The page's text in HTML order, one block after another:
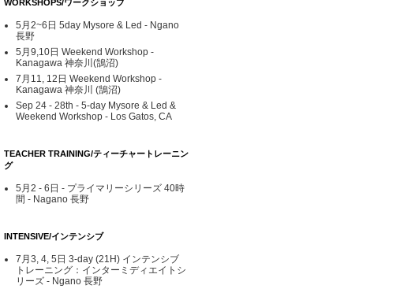
WORKSHOPS/ワークショップ
5月2~6日 5day Mysore & Led - Ngano
長野
5月9,10日 Weekend Workshop -
Kanagawa 神奈川(鵠沼)
7月11, 12日 Weekend Workshop -
Kanagawa 神奈川 (鵠沼)
Sep 24 - 28th - 5-day Mysore & Led &
Weekend Workshop - Los Gatos, CA
TEACHER TRAINING/ティーチャートレーニン
グ
5月2 - 6日 - プライマリーシリーズ 40時
間 - Nagano 長野
INTENSIVE/インテンシブ
7月3, 4, 5日 3-day (21H) インテンシブ
トレーニング：インターミディエイトシ
リーズ - Ngano 長野